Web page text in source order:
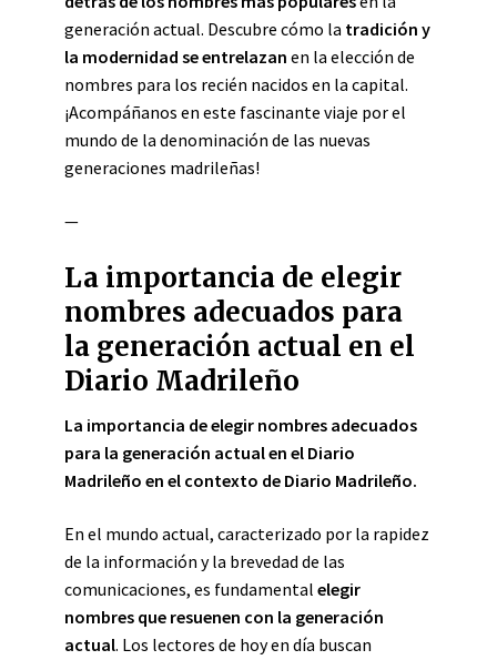
generación actual. Descubre cómo la tradición y
la modernidad se entrelazan en la elección de
nombres para los recién nacidos en la capital.
¡Acompáñanos en este fascinante viaje por el
mundo de la denominación de las nuevas
generaciones madrileñas!
—
La importancia de elegir
nombres adecuados para
la generación actual en el
Diario Madrileño
La importancia de elegir nombres adecuados
para la generación actual en el Diario
Madrileño en el contexto de Diario Madrileño.
En el mundo actual, caracterizado por la rapidez
de la información y la brevedad de las
comunicaciones, es fundamental elegir
nombres que resuenen con la generación
actual. Los lectores de hoy en día buscan